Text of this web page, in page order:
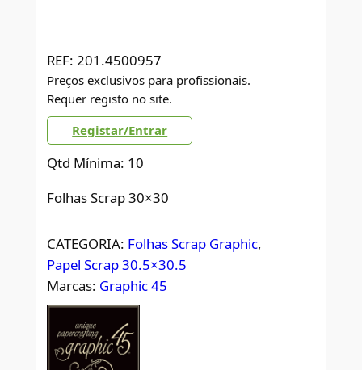
REF: 201.4500957
Preços exclusivos para profissionais.
Requer registo no site.
Registar/Entrar
Qtd Mínima: 10
Folhas Scrap 30×30
CATEGORIA: Folhas Scrap Graphic
Papel Scrap 30.5×30.5
Marcas: Graphic 45